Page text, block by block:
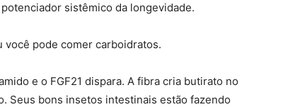
sistêmico da longevidade.
você pode comer carboidratos.
e o FGF21 dispara. A fibra cria butirato no
Seus bons insetos intestinais estão fazendo